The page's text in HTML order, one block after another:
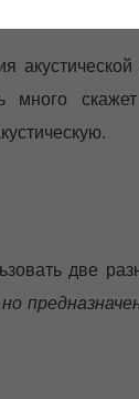
много
две